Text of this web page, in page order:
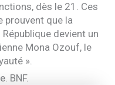
dès le 21. Ces
prouvent que la
devient un
Mona Ozouf, le
».
BNF.